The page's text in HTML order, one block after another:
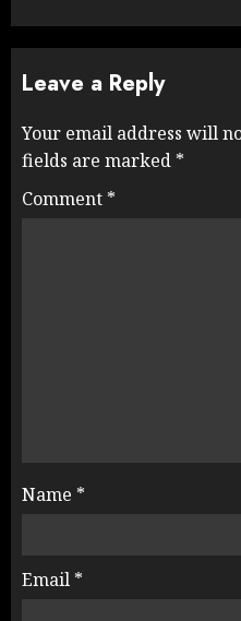
Leave a Reply
Your email address will
fields are marked *
Comment *
Name *
Email *